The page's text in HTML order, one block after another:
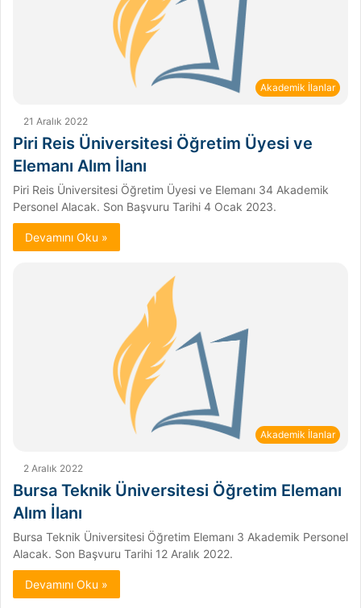
Akademik İlanlar
21 Aralık 2022
Piri Reis Üniversitesi Öğretim Üyesi ve
Elemanı Alım İlanı
Piri Reis Üniversitesi Öğretim Üyesi ve Elemanı 34 Akademik
Personel Alacak. Son Başvuru Tarihi 4 Ocak 2023.
Devamını Oku »
Akademik İlanlar
2 Aralık 2022
Bursa Teknik Üniversitesi Öğretim Elemanı
Alım İlanı
Bursa Teknik Üniversitesi Öğretim Elemanı 3 Akademik Personel
Alacak. Son Başvuru Tarihi 12 Aralık 2022.
Devamını Oku »